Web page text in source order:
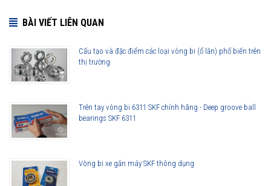
BÀI VIẾT LIÊN QUAN
Cấu tạo và đặc điểm các loại vòng bi (ổ lăn) phổ biến trên
thị trường
Trên tay vòng bi 6311 SKF chính hãng - Deep groove ball
bearings SKF 6311
Vòng bi xe gắn máy SKF thông dụng